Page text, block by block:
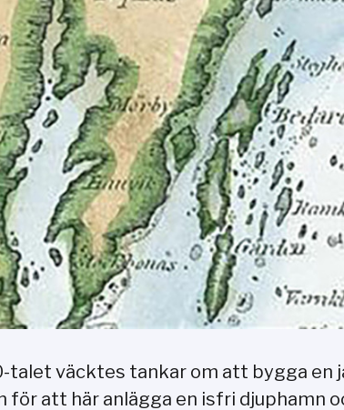
talet väcktes tankar om att bygga
för att här anlägga en isfri djuphamn